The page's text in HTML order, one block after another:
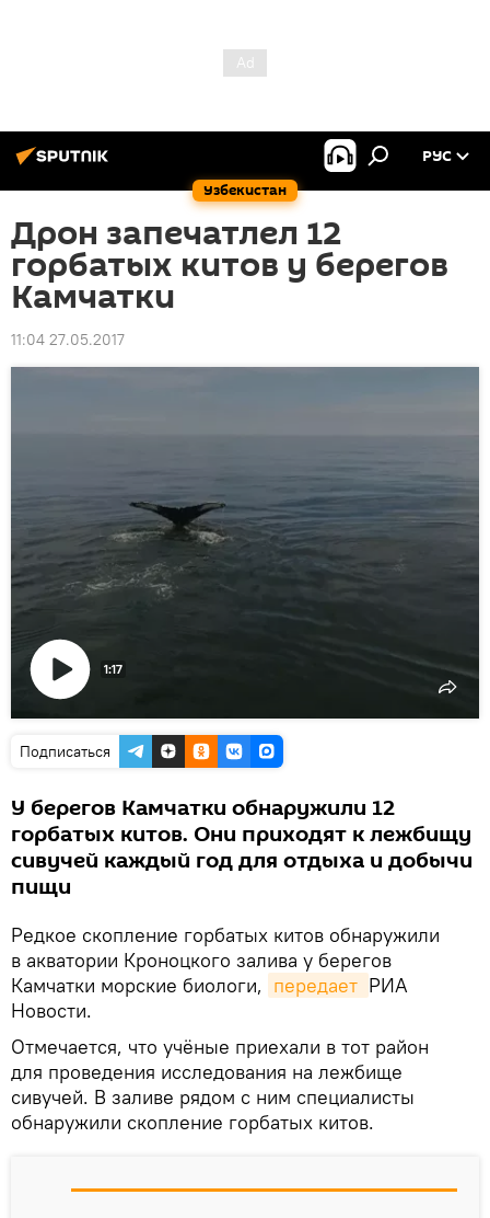
Узбекистан
РУС
Дрон запечатлел 12
горбатых китов у берегов
Камчатки
11:04 27.05.2017
Воспроизвести
1:17
Подписаться
У берегов Камчатки обнаружили 12
горбатых китов. Они приходят к лежбищу
сивучей каждый год для отдыха и добычи
пищи
Редкое скопление горбатых китов обнаружили
в акватории Кроноцкого залива у берегов
Камчатки морские биологи, передает РИА
Новости.
Отмечается, что учёные приехали в тот район
для проведения исследования на лежбище
сивучей. В заливе рядом с ним специалисты
обнаружили скопление горбатых китов.